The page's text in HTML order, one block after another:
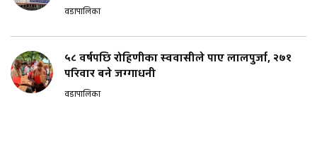
वडापालिका
५८ वर्षपछि रोहिणीका स्ववासीले पाए लालपुर्जा, २७१
परिवार बने जग्गाधनी
वडापालिका